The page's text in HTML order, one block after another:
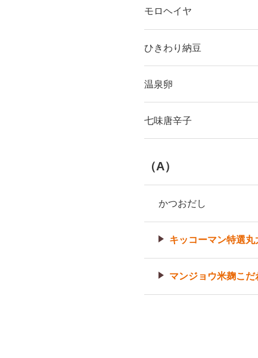
モロヘイヤ
ひきわり納豆
温泉卵
七味唐辛子
（A）
かつおだし
キッコーマン特選
マンジョウ米麹こ